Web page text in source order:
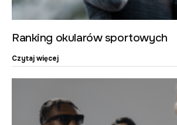
Ranking okularów sportowych
Czytaj więcej